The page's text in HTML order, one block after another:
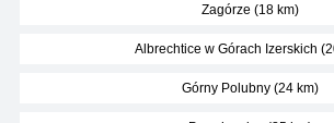
Zagórze (18 km)
Albrechtice w Górach Izerskich
Górny Polubny (24 km)